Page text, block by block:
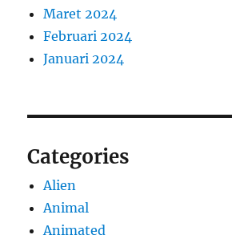
Maret 2024
Februari 2024
Januari 2024
Categories
Alien
Animal
Animated